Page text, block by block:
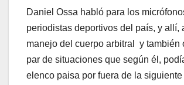
Daniel Ossa habló para los
periodistas deportivos del país, y allí,
manejo del cuerpo arbitral y también
par de situaciones que según él,
elenco paisa por fuera de la siguiente